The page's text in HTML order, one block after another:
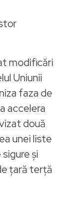
modificări
Uniunii
faza de
accelera
două
unei liste
și
țară terță